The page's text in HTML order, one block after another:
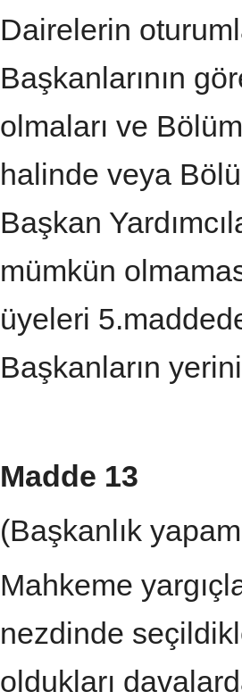
Dairelerin
Başkanlarının
olmaları ve
halinde veya
Başkan
mümkün
üyeleri
Başkanların
Madde 13
(Başkanlık
Mahkeme
nezdinde
oldukları